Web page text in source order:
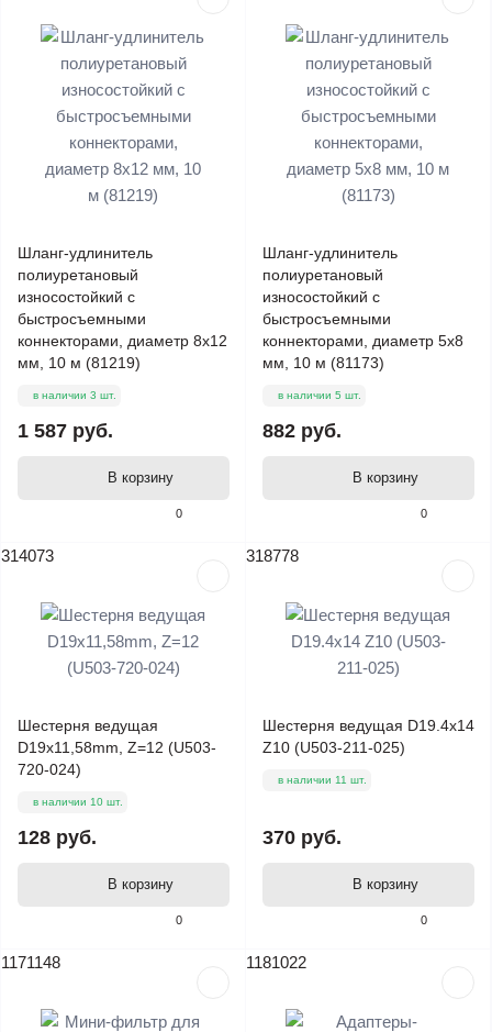
0
Шланг-удлинитель
полиуретановый
износостойкий с
быстросъемными
коннекторами, диаметр 8х12
мм, 10 м (81219)
в наличии 3 шт.
1 587 руб.
В корзину
0
Шланг-удлинитель
полиуретановый
износостойкий с
быстросъемными
коннекторами, диаметр 5х8
мм, 10 м (81173)
в наличии 5 шт.
882 руб.
В корзину
314073
0
Шестерня ведущая
D19x11,58mm, Z=12 (U503-
720-024)
в наличии 10 шт.
128 руб.
В корзину
318778
0
Шестерня ведущая D19.4x14
Z10 (U503-211-025)
в наличии 11 шт.
370 руб.
В корзину
1171148 1181022